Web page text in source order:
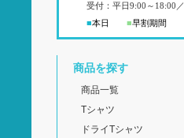
受付：平日9:00 ～18:00 ／
■本日 ■早割期間
商品を探す
商品一覧
Tシャツ
ドライTシャツ